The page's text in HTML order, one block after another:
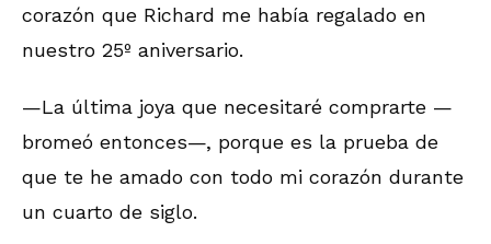
corazón que Richard me había regalado en
nuestro 25º aniversario.
—La última joya que necesitaré comprarte —
bromeó entonces—, porque es la prueba de
que te he amado con todo mi corazón durante
un cuarto de siglo.